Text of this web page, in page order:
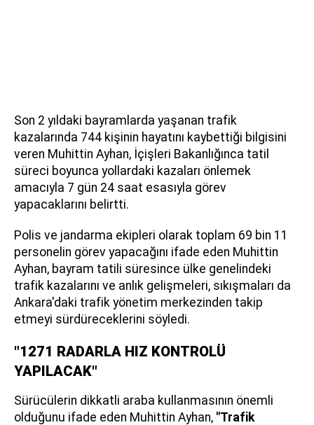
Son 2 yıldaki bayramlarda yaşanan trafik
kazalarında 744 kişinin hayatını kaybettiği bilgisini
veren Muhittin Ayhan, İçişleri Bakanlığınca tatil
süreci boyunca yollardaki kazaları önlemek
amacıyla 7 gün 24 saat esasıyla görev
yapacaklarını belirtti.
Polis ve jandarma ekipleri olarak toplam 69 bin 11
personelin görev yapacağını ifade eden Muhittin
Ayhan, bayram tatili süresince ülke genelindeki
trafik kazalarını ve anlık gelişmeleri, sıkışmaları da
Ankara'daki trafik yönetim merkezinden takip
etmeyi sürdüreceklerini söyledi.
"1271 RADARLA HIZ KONTROLÜ
YAPILACAK"
Sürücülerin dikkatli araba kullanmasının önemli
olduğunu ifade eden Muhittin Ayhan, "Trafik